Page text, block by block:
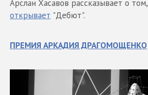
Арслан Хасавов рассказывает о том,
открывает "Дебют".
ПРЕМИЯ АРКАДИЯ ДРАГОМОЩЕНКО